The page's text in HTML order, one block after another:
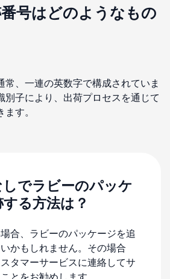
号はどのようなもの
常、一連の英数字で構成されていま
別子により、出荷プロセスを通じて
す。
でラビーのパッケ
る方法は？
合、ラビーのパッケージを追
かもしれません。その場合
タマーサービスに連絡してサ